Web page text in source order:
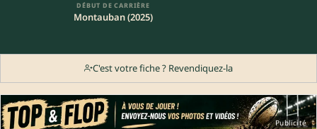
DÉBUT DE CARRIÈRE
Montauban (2025)
C'est votre fiche ? Revendiquez-la
Publicité